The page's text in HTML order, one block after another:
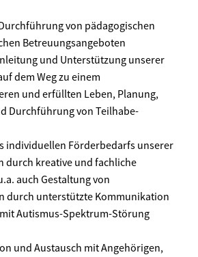
von pädagogischen
Betreuungsangeboten
und Unterstützung unserer
dem Weg zu einem
und erfüllten Leben, Planung,
Durchführung von Teilhabe-
individuellen Förderbedarfs unserer
durch kreative und fachliche
auch Gestaltung von
durch unterstützte Kommunikation
Autismus-Spektrum-Störung
und Austausch mit Angehörigen,